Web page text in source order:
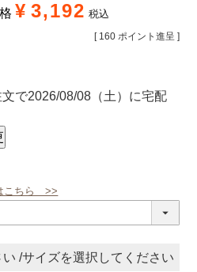
¥ 3,192 税込
[ 160 ポイント進呈 ]
文で2026/08/08（土） に宅配
こちら >>
サイズ